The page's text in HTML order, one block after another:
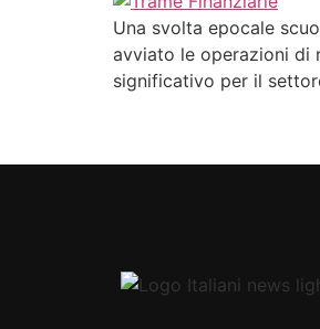
Una svolta epocale
avviato le operazioni di
significativo per il